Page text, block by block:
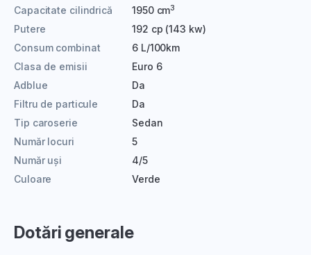
Capacitate cilindrică
1950 cm3
Putere
192 cp (143 kw)
Consum combinat
6 L/100km
Clasa de emisii
Euro 6
Adblue
Da
Filtru de particule
Da
Tip caroserie
Sedan
Număr locuri
5
Număr uși
4/5
Culoare
Verde
Dotări generale